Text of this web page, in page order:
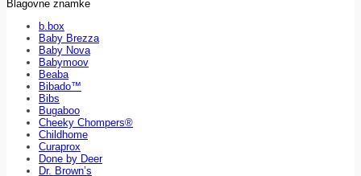
Blagovne znamke
b.box
Baby Brezza
Baby Nova
Babymoov
Beaba
Bibado™
Bibs
Bugaboo
Cheeky Chompers®
Childhome
Curaprox
Done by Deer
Dr. Brown’s